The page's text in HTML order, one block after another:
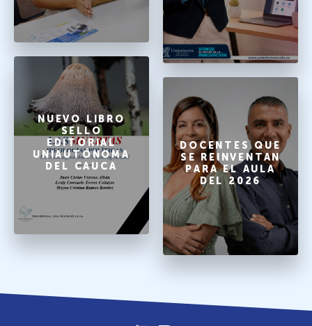
NUEVO LIBRO
SELLO
EDITORIAL
UNIAUTÓNOMA
DEL CAUCA
DOCENTES QUE
SE REINVENTAN
PARA EL AULA
DEL 2026